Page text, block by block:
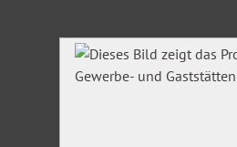
Produktgalerie überspringen